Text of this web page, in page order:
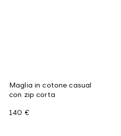
Maglia in cotone casual
con zip corta
140 €